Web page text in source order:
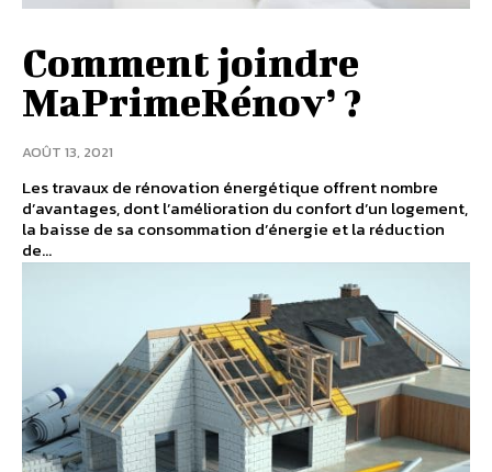
Comment joindre
MaPrimeRénov’ ?
AOÛT 13, 2021
Les travaux de rénovation énergétique offrent nombre
d’avantages, dont l’amélioration du confort d’un logement,
la baisse de sa consommation d’énergie et la réduction
de...